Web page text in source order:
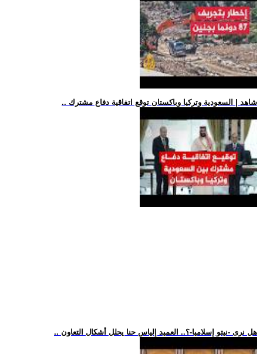
.. شاهد | السعودية وتركيا وباكستان توقع اتفاقية دفاع مشترك
.. هل نرى -نيتو إسلاميا-؟.. العميد إلياس حنا يحلل أشكال التعاون